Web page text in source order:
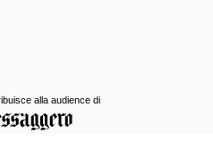
alla audience di